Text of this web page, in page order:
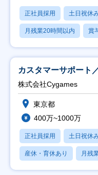
正社員採用 土日祝休
月残業20時間以内 賞
カスタマーサポート
株式会社Cygames
東京都
400万~1000万
正社員採用 土日祝休
産休・育休あり 月残